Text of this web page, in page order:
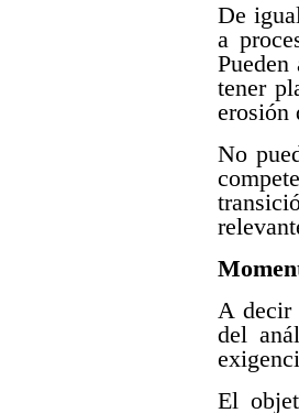
De
a
tener
erosión
No
A decir
del
El